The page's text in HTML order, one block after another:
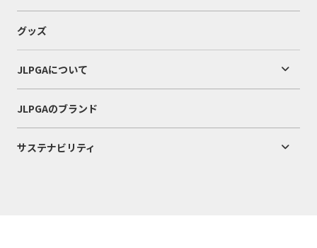
グッズ
JLPGAについて
JLPGAのブランド
サステナビリティ